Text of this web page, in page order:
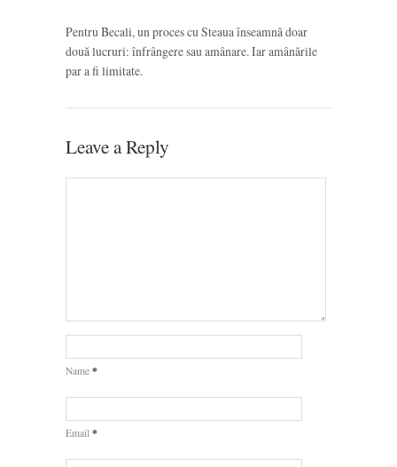
Pentru Becali, un proces cu Steaua înseamnă doar
două lucruri: înfrângere sau amânare. Iar amânările
par a fi limitate.
Leave a Reply
Name *
Email *